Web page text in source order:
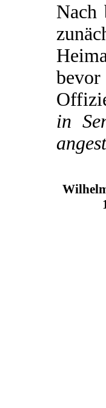
Nach
in